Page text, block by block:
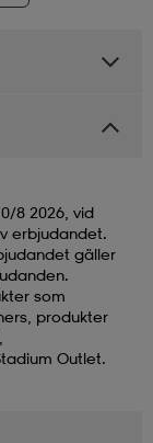
8 2026, vid
erbjudandet.
gäller
som
produkter
Outlet.